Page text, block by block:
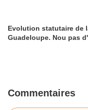
Evolution statutaire de
Guadeloupe. Nou pas
Commentaires